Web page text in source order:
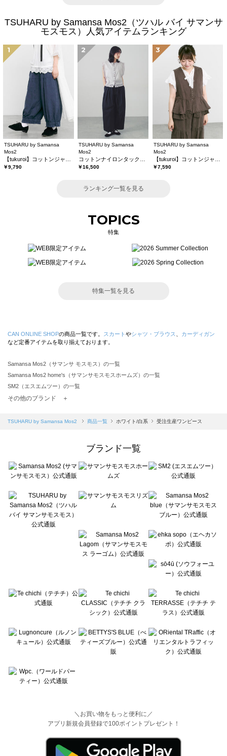
TSUHARU by Samansa Mos2（ツハル バイ サマンサ
モスモス）人気アイテムランキング
1
TSUHARU by Samansa
Mos2
￥9,790
2
TSUHARU by Samansa
Mos2
￥16,500
3
TSUHARU by Samansa
Mos2
￥7,590
ランキング一覧を見る
TOPICS
特集
特集一覧を見る
CAN ONLINE SHOPの商品一覧です。 スカート やシャツ・ブラウス
カーディガン
など定番アイテムを取り揃えております。
Samansa Mos2（サマンサ モスモス）の一覧
Samansa Mos2 home's（サマンサモスモスホームズ）の一覧
SM2（エスエムツー）の一覧
TSUHARU by Samansa Mos2（ツハルバイサマンサモスモス）の一覧
Samansa Mos2 blue（サマンサモスモス ブルー）の一覧
Te chichi（テチチ）の一覧
Te chichi CLASSIC（テチチ クラシック）の一覧
Lugnoncure（ルノンキュール）の一覧
BETTY'S BLUE（べティーズブルー）の一覧
Wpc.（ワールドパーティー）の一覧
その他のブランド ＋
TSUHARU by Samansa Mos2 商品一覧 ホワイト/白系 受注生産ワンピース
ブランド一覧
＼お買い物をもっと便利に／
アプリ新規会員登録で100ポイントプレゼント！